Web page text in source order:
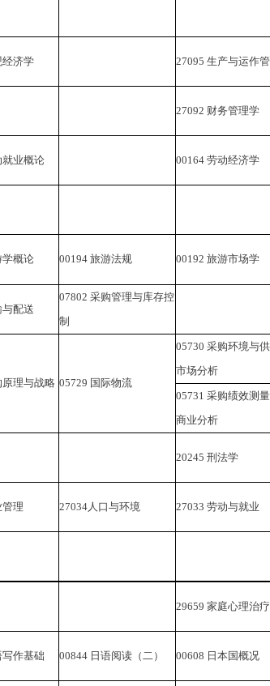
经济学 27095 生产与运作
27092 财务管理学
就业概论 00164 劳动经济学
学概论 00194 旅游法规 00192 旅游市场学
配送
07802 采购管理与库存控
制
原理与战略 05729 国际物流
05730 采购环境与
市场分析
05731 采购绩效测
商业分析
20245 刑法学
理 27034人口与环境 27033 劳动与就业
29659 家庭心理治疗
写作基础 00844 日语阅读（二） 00608 日本国概况